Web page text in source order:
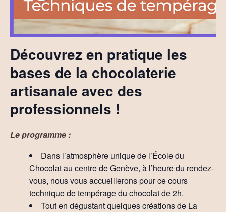
Découvrez en pratique les
bases de la chocolaterie
artisanale avec des
professionnels !
Le programme :
Dans l’atmosphère unique de l’École du
Chocolat au centre de Genève, à l’heure du rendez-
vous, nous vous accueillerons pour ce cours
technique de tempérage du chocolat de 2h.
Tout en dégustant quelques créations de La